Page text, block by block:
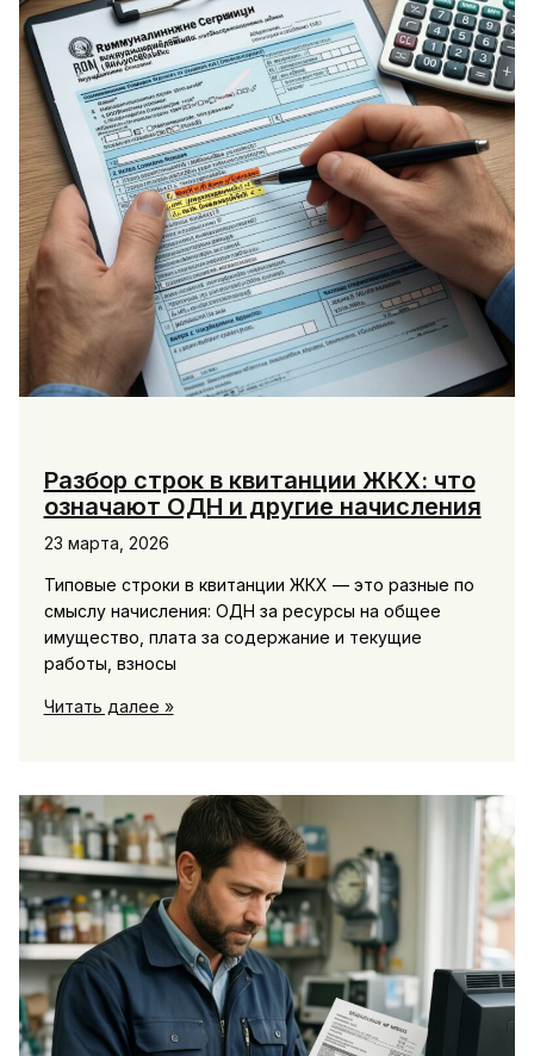
квартирой,
дачей
и
счетами
родственников
Разбор строк в квитанции ЖКХ: что
означают ОДН и другие начисления
23 марта, 2026
Типовые строки в квитанции ЖКХ — это разные по
смыслу начисления: ОДН за ресурсы на общее
имущество, плата за содержание и текущие
работы, взносы
Разбор
ЖКХ:
что
означают
ОДН
и
другие
начисления
Читать далее »